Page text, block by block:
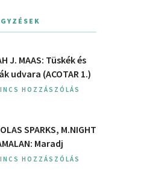
J. MAAS: Tüskék és
udvara (ACOTAR 1.)
HOZZÁSZÓLÁS
SPARKS, M.NIGHT
Maradj
HOZZÁSZÓLÁS